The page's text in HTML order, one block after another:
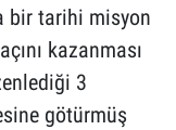
bir tarihi misyon
kazanması
3
götürmüş